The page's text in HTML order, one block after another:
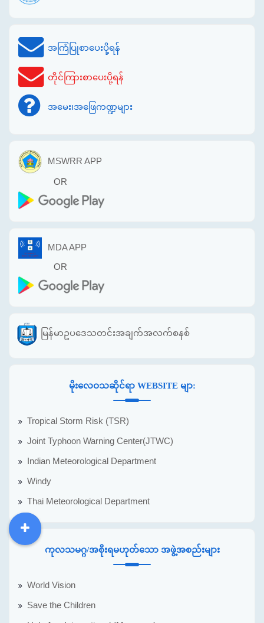
အကြံပြုစာပေးပို့ရန်
တိုင်ကြားစာပေးပို့ရန်
အမေး၊အဖြေကဏ္ဍများ
MSWRR APP
OR
MDA APP
OR
မြန်မာဥပဒေသတင်းအချက်အလက်စနစ်
မိုးလေဝသဆိုင်ရာ WEBSITE မျာ:
Tropical Storm Risk (TSR)
Joint Typhoon Warning Center(JTWC)
Indian Meteorological Department
Windy
Thai Meteorological Department
ကုလသမဂ္ဂ/အစိုးရမဟုတ်သော အဖွဲ့အစည်းများ
World Vision
Save the Children
DDM